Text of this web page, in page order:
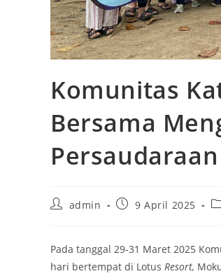
Komunitas
Bersama
Persaudaraan
Postadmin
Post9 April 2025
Pada tanggal 29-31 Maret 2025
hari bertempat di Lotus Resort,